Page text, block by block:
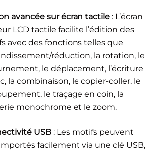
avancée sur écran tactile : L’écran
LCD tactile facilite l’édition des
avec des fonctions telles que
réduction, la rotation, le
le déplacement, l’écriture
la combinaison, le copier-coller, le
le traçage en coin, la
monochrome et le zoom.
USB : Les motifs peuvent
facilement via une clé USB,